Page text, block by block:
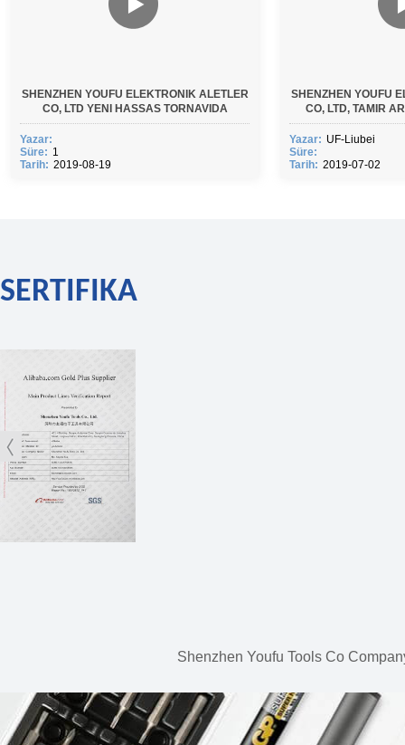
SHENZHEN YOUFU ELEKTRONIK ALETLER
CO, LTD YENI HASSAS TORNAVIDA
Yazar:
Süre: 1
Tarih: 2019-08-19
SHENZHEN YOUFU
CO, LTD, TAMIR
Yazar: UF-Liubei
Süre:
Tarih: 2019-07-02
SERTIFIKA
Shenzhen Youfu Tools Co